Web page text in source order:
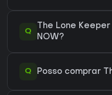
Q
The Lone
NOW?
Q Posso comprar